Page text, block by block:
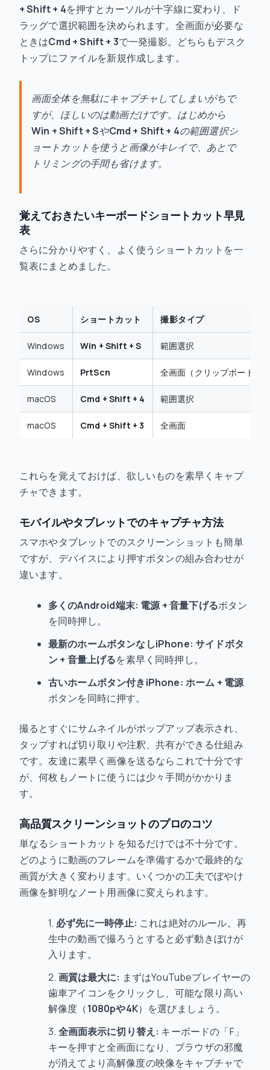
+ Shift + 4を押すとカーソルが十字線に変わり、ド
ラッグで選択範囲を決められます。全画面が必要な
ときはCmd + Shift + 3で一発撮影。どちらもデスク
トップにファイルを新規作成します。
画面全体を無駄にキャプチャしてしまいがちで
すが、ほしいのは動画だけです。はじめから
Win + Shift + SやCmd + Shift + 4の範囲選択シ
ョートカットを使うと画像がキレイで、あとで
トリミングの手間も省けます。
覚えておきたいキーボードショートカット早見
表
さらに分かりやすく、よく使うショートカットを一
覧表にまとめました。
OS ショートカット 撮影タイプ
Windows Win + Shift + S 範囲選択
Windows PrtScn 全画面（クリップボード）
macOS Cmd + Shift + 4 範囲選択
macOS Cmd + Shift + 3 全画面
これらを覚えておけば、欲しいものを素早くキャプ
チャできます。
モバイルやタブレットでのキャプチャ方法
スマホやタブレットでのスクリーンショットも簡単
ですが、デバイスにより押すボタンの組み合わせが
違います。
多くのAndroid端末: 電源 + 音量下げるボタン
を同時押し。
最新のホームボタンなしiPhone: サイドボタ
ン + 音量上げるを素早く同時押し。
古いホームボタン付きiPhone: ホーム + 電源
ボタンを同時に押す。
撮るとすぐにサムネイルがポップアップ表示され、
タップすれば切り取りや注釈、共有ができる仕組み
です。友達に素早く画像を送るならこれで十分です
が、何枚もノートに使うには少々手間がかかりま
す。
高品質スクリーンショットのプロのコツ
単なるショートカットを知るだけでは不十分です。
どのように動画のフレームを準備するかで最終的な
画質が大きく変わります。いくつかの工夫でぼやけ
画像を鮮明なノート用画像に変えられます。
必ず先に一時停止: これは絶対のルール。再
生中の動画で撮ろうとすると必ず動きぼけが
入ります。
画質は最大に: まずはYouTubeプレイヤーの
歯車アイコンをクリックし、可能な限り高い
解像度（1080pや4K）を選びましょう。
全画面表示に切り替え: キーボードの「F」
キーを押すと全画面になり、ブラウザの邪魔
が消えてより高解像度の映像をキャプチャで